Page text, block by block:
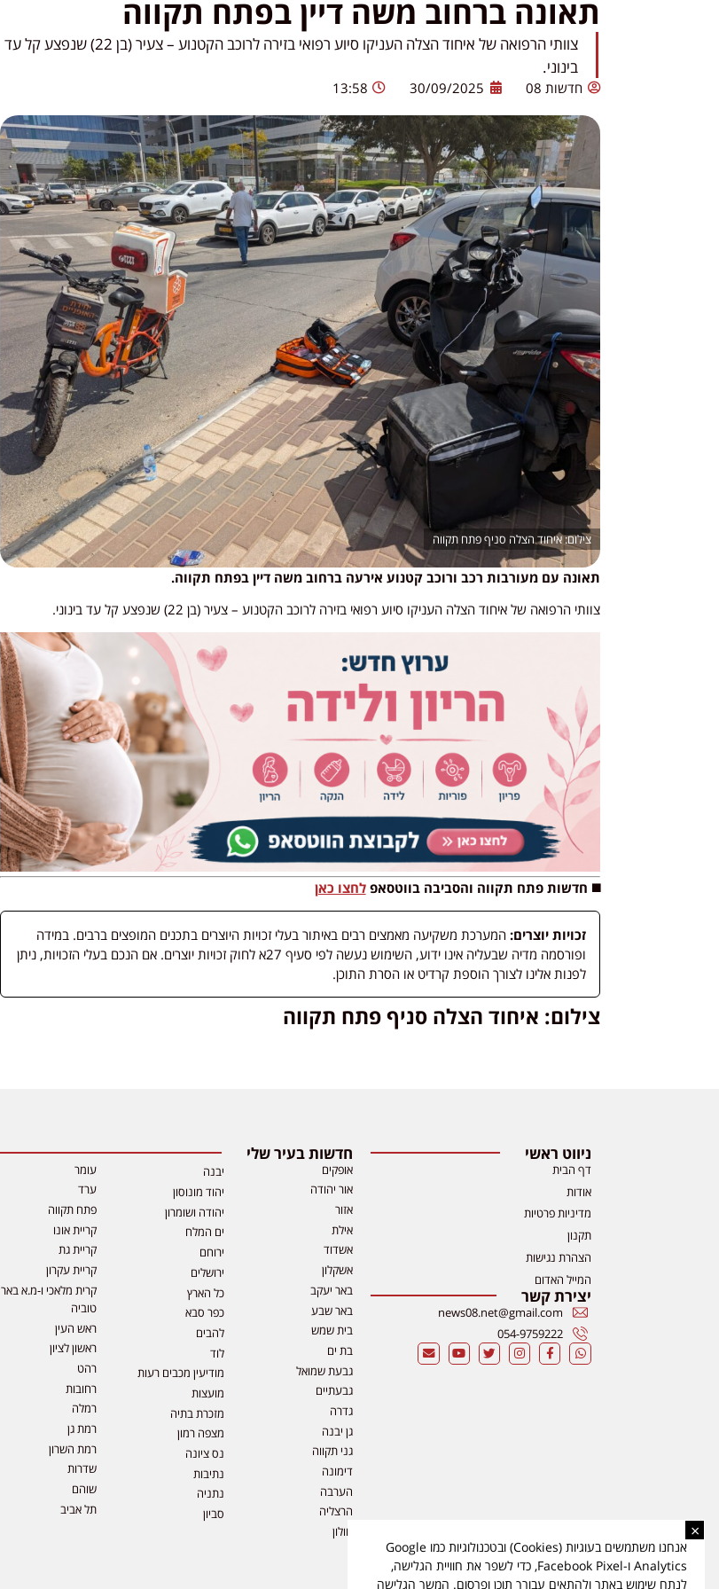
תאונה ברחוב משה דיין בפתח תקווה
צוותי הרפואה של איחוד הצלה העניקו סיוע רפואי בזירה לרוכב הקטנוע – צעיר (בן 22) שנפצע קל עד
בינוני.
חדשות 08 30/09/2025
13:58
איחוד הצלה סניף פתח תקווה
תאונה עם מעורבות רכב ורוכב קטנוע אירעה ברחוב משה דיין בפתח תקווה.
צוותי הרפואה של איחוד הצלה העניקו סיוע רפואי בזירה לרוכב הקטנוע – צעיר (בן 22) שנפצע קל עד בינוני.
◼️ חדשות פתח תקווה והסביבה בווטסאפלחצו כאן
זכויות יוצרים: המערכת משקיעה מאמצים רבים באיתור בעלי זכויות היוצרים בתכנים המופצים ברבים. במידה
ופורסמה מדיה שבעליה אינו ידוע, השימוש נעשה לפי סעיף 27א לחוק זכויות יוצרים. אם הנכם בעלי הזכויות, ניתן
לפנות אלינו לצורך הוספת קרדיט או הסרת התוכן.
צילום: איחוד הצלה סניף פתח תקווה
ניווט ראשי
דף הבית
אודות
מדיניות פרטיות
תקנון
הצהרת נגישות
המייל האדום
יצירת קשר
news08.net@gmail.com
054-9759222
חדשות בעיר שלי
אופקים
אור יהודה
אזור
אילת
אשדוד
אשקלון
באר יעקב
באר שבע
בית שמש
בת ים
גבעת שמואל
גבעתיים
גדרה
גן יבנה
גני תקווה
דימונה
הערבה
הרצליה
חולון
יבנה
יהוד מונוסון
יהודה ושומרון
ים המלח
ירוחם
ירושלים
כל הארץ
כפר סבא
להבים
לוד
מודיעין מכבים רעות
מועצות
מזכרת בתיה
מצפה רמון
נס ציונה
נתיבות
נתניה
סביון
עומר
ערד
פתח תקווה
קריית אונו
קריית גת
קריית עקרון
קרית מלאכי ו-מ.א באר
טוביה
ראש העין
ראשון לציון
רהט
רחובות
רמלה
רמת גן
רמת השרון
שדרות
שוהם
תל אביב
×
אנחנו משתמשים בעוגיות (Cookies) ובטכנולוגיות כמו Google
Analytics ו-Facebook Pixel, כדי לשפר את חוויית הגלישה,
לנתח שימוש באתר ולהתאים עבורך תוכן ופרסום. המשך הגלישה